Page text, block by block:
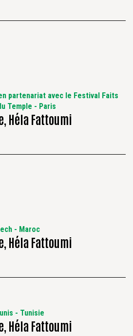
partenariat avec le Festival Faits
Temple - Paris
Héla Fattoumi
- Maroc
Héla Fattoumi
- Tunisie
Héla Fattoumi